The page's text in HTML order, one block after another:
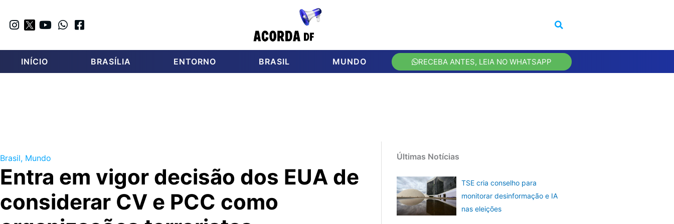
INÍCIO BRASÍLIA ENTORNO BRASIL MUNDO RECEBA ANTES, LEIA NO WHATSAPP
Brasil, Mundo
Entra em vigor decisão dos EUA de
considerar CV e PCC como
Últimas Notícias
TSE cria conselho para
monitorar desinformação e IA
nas eleições